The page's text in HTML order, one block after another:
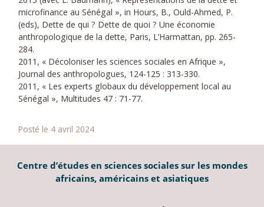
microfinance au Sénégal », in Hours, B., Ould-Ahmed, P.
(eds), Dette de qui ? Dette de quoi ? Une économie
anthropologique de la dette, Paris, L’Harmattan, pp. 265-
284.
2011, « Décoloniser les sciences sociales en Afrique »,
Journal des anthropologues, 124-125 : 313-330.
2011, « Les experts globaux du développement local au
Sénégal », Multitudes 47 : 71-77.
Posté le 4 avril 2024
Centre d’études en sciences sociales sur les mondes
africains, américains et asiatiques